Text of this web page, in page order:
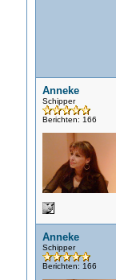
Anneke
Schipper
Berichten: 166
Anneke
Schipper
Berichten: 166